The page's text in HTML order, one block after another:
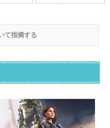
て指摘する